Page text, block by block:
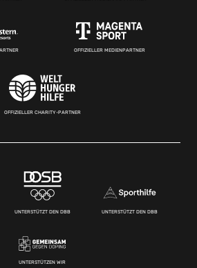
OFFIZIELLER MEDIENPARTNER
OFFIZIELLER CHARITY-PARTNER
UNTERSTÜTZT DEN DBB UNTERSTÜTZT DEN DBB
UNTERSTÜTZEN WIR